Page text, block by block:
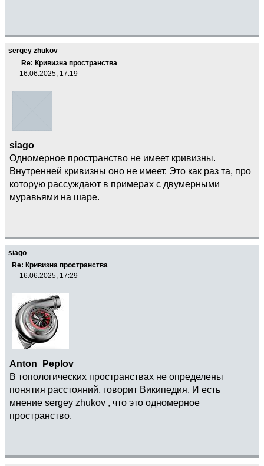
sergey zhukov
Re: Кривизна пространства
16.06.2025, 17:19
siago
Одномерное пространство не имеет кривизны.
Внутренней кривизны оно не имеет. Это как раз та, про
которую рассуждают в примерах с двумерными
муравьями на шаре.
siago
Re: Кривизна пространства
16.06.2025, 17:29
Anton_Peplov
В топологических пространствах не определены
понятия расстояний, говорит Википедия. И есть
мнение sergey zhukov , что это одномерное
пространство.